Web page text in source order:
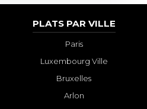
PLATS PAR VILLE
Paris
Luxembourg Ville
Bruxelles
Arlon